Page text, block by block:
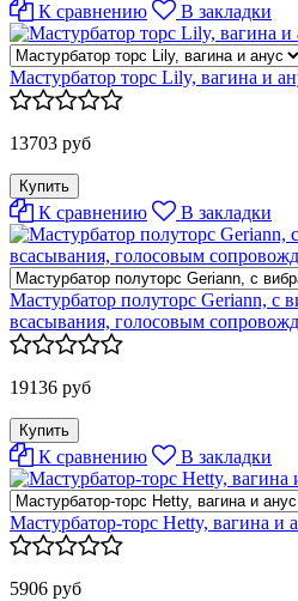
К сравнению В закладки
Мастурбатор торс Lily, вагина и
13703 руб
К сравнению В закладки
Мастурбатор полуторс Geriann, с
всасывания, голосовым
19136 руб
К сравнению В закладки
Мастурбатор-торс Hetty, вагина и
5906 руб